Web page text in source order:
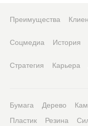
Преимущества
Соцмедиа История
Стратегия Карьера
Бумага Дерево
Пластик
Резина